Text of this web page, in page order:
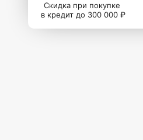
Скидка при покупке
в кредит до 300 000 ₽